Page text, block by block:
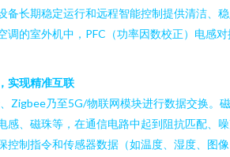
备长期稳定运行和远程智能控制提供清洁、
调的室外机中，PFC（功率因数校正）电感对
实现精准互联
Zigbee乃至5G/物联网模块进行数据交换。
感、磁珠等，在通信电路中起到阻抗匹配、
控制指令和传感器数据（如温度、湿度、图